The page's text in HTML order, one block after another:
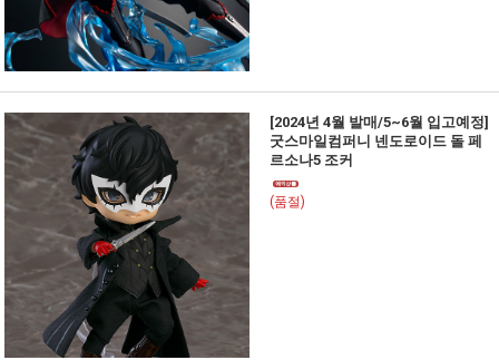
[2024년 4월 발매/5~6월 입고예정]
굿스마일컴퍼니 넨도로이드 돌 페
르소나5 조커
(품절)